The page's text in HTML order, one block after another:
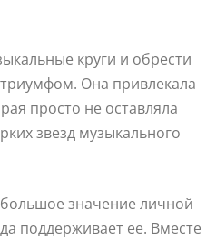
круги и обрести
Она привлекала
просто не оставляла
звезд музыкального
значение личной
поддерживает ее. Вместе